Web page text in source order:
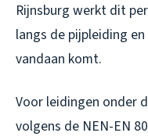
Rijnsburg werkt dit
langs de pijpleiding
vandaan komt.
Voor leidingen onder
volgens de NEN-EN